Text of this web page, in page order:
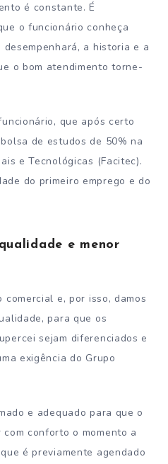
é constante. É
o funcionário conheça
a historia e a
o bom atendimento torne-
que após certo
de estudos de 50% na
e Tecnológicas (Facitec).
do primeiro emprego e do
e menor
e, por isso, damos
para que os
sejam diferenciados e
exigência do Grupo
e adequado para que o
conforto o momento a
é previamente agendado